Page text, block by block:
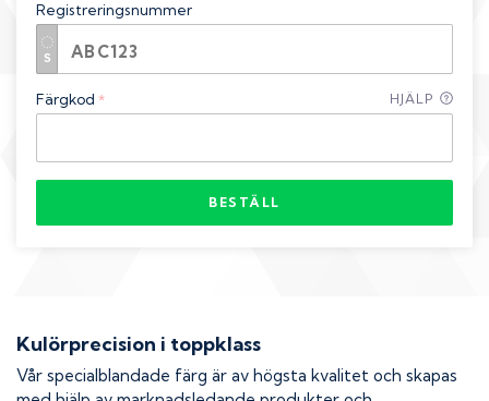
Registreringsnummer
Färgkod * HJÄLP
BESTÄLL
Kulörprecision i toppklass
Vår specialblandade färg är av högsta kvalitet och skapas